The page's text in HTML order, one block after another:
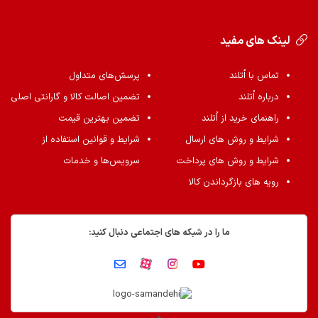
لینک های مفید
تماس با اُتلند
درباره اُتلند
راهنمای خرید از اُتلند
شرایط و روش های ارسال
شرایط و روش های پرداخت
رویه های بازگرداندن کالا
پرسش‌های متداول
تضمین اصالت کالا و گارانتی اصلی
تضمین بهترین قیمت
شرایط و قوانین استفاده از
سرویس‌ها و خدمات
ما را در شبکه های اجتماعی دنبال کنید: